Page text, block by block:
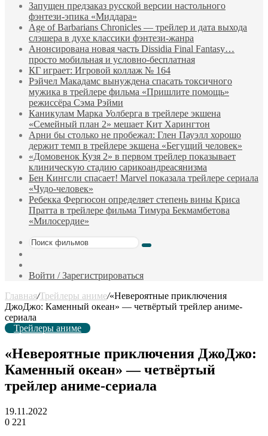
Запущен предзаказ русской версии настольного
фэнтези-эпика «Миддара»
Age of Barbarians Chronicles — трейлер и дата выхода
слэшера в духе классики фэнтези-жанра
Анонсирована новая часть Dissidia Final Fantasy…
просто мобильная и условно-бесплатная
КГ играет: Игровой коллаж № 164
Рэйчел Макадамс вынуждена спасать токсичного
мужика в трейлере фильма «Пришлите помощь»
режиссёра Сэма Рэйми
Каникулам Марка Уолберга в трейлере экшена
«Семейный план 2» мешает Кит Харингтон
Арни бы столько не пробежал: Глен Пауэлл хорошо
держит темп в трейлере экшена «Бегущий человек»
«Домовенок Кузя 2» в первом трейлер показывает
клиническую стадию сарикоандреасянизма
Бен Кингсли спасает! Marvel показала трейлере сериала
«Чудо-человек»
Ребекка Фергюсон определяет степень вины Криса
Пратта в трейлере фильма Тимура Бекмамбетова
«Милосердие»
Поиск
фильм
Войти / Зарегистрироваться
Главная/Трейлеры аниме/«Невероятные приключения
ДжоДжо: Каменный океан» — четвёртый трейлер аниме-
сериала
Трейлеры аниме
«Невероятные приключения ДжоДжо:
Каменный океан» — четвёртый
трейлер аниме-сериала
19.11.2022
0 221